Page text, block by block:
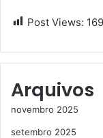
Post Views: 169
Arquivos
novembro 2025
setembro 2025